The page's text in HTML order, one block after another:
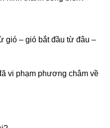
gió – gió bắt đầu từ đâu –
vi phạm phương châm về